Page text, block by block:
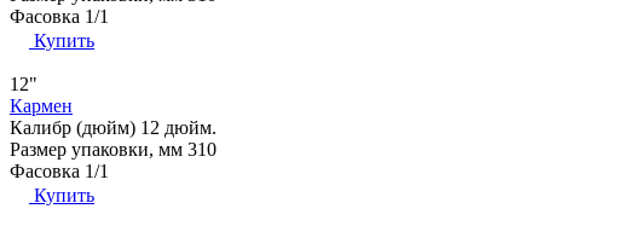
Фасовка 1/1
Купить
12"
Кармен
Калибр (дюйм) 12 дюйм.
Размер упаковки, мм 310
Фасовка 1/1
Купить